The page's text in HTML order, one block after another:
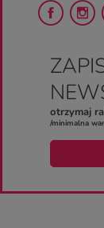
otrzymaj
/minimalna